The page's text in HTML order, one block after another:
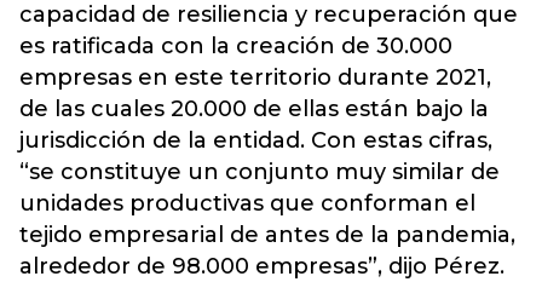
capacidad de resiliencia y recuperación que
es ratificada con la creación de 30.000
empresas en este territorio durante 2021,
de las cuales 20.000 de ellas están bajo la
jurisdicción de la entidad. Con estas cifras,
“se constituye un conjunto muy similar de
unidades productivas que conforman el
tejido empresarial de antes de la pandemia,
alrededor de 98.000 empresas”, dijo Pérez.